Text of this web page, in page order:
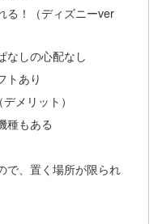
る！（ディズニーver
なしの心配なし
トあり
メリット）
種もある
で、置く場所が限られ